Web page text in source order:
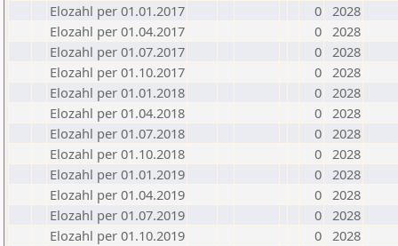
Elozahl per 01.01.2017
0 2028
Elozahl per 01.04.2017
0 2028
Elozahl per 01.07.2017
0 2028
Elozahl per 01.10.2017
0 2028
Elozahl per 01.01.2018
0 2028
Elozahl per 01.04.2018
0 2028
Elozahl per 01.07.2018
0 2028
Elozahl per 01.10.2018
0 2028
Elozahl per 01.01.2019
0 2028
Elozahl per 01.04.2019
0 2028
Elozahl per 01.07.2019
0 2028
Elozahl per 01.10.2019
0 2028